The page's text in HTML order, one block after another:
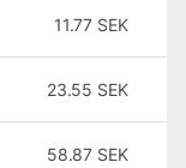
11.77 SEK
23.55 SEK
58.87 SEK